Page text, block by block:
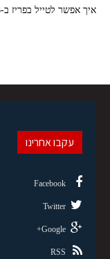
איך אפשר לטייל בפריז ב-3 ימים בלבד ולסמן וי מוצלח. הנה התוצאות:
עקבו אחרינו
Facebook
Twitter
Google+
RSS